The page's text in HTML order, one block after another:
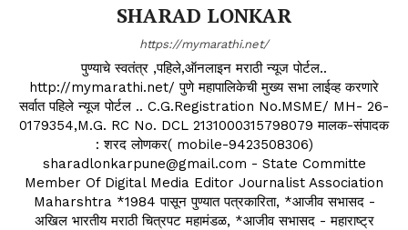
SHARAD LONKAR
https://mymarathi.net/
पुण्याचे स्वतंत्र ,पहिले,ऑनलाइन मराठी न्यूज पोर्टल..
http://mymarathi.net/ पुणे महापालिकेची मुख्य सभा लाईव्ह करणारे
सर्वात पहिले न्यूज पोर्टल .. C.G.Registration No.MSME/ MH- 26-
0179354,M.G. RC No. DCL 2131000315798079 मालक-संपादक
: शरद लोणकर( mobile-9423508306)
sharadlonkarpune@gmail.com - State Committe
Member Of Digital Media Editor Journalist Association
Maharshtra *1984 पासून पुण्यात पत्रकारिता, *आजीव सभासद -
अखिल भारतीय मराठी चित्रपट महामंडळ, *आजीव सभासद - महाराष्ट्र